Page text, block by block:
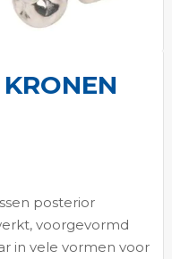
posterior
voorgevormd
in vele vormen voor